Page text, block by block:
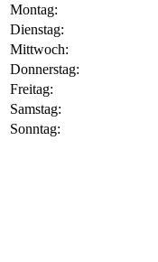
Montag:
Dienstag:
Mittwoch:
Donnerstag:
Freitag:
Samstag:
Sonntag: